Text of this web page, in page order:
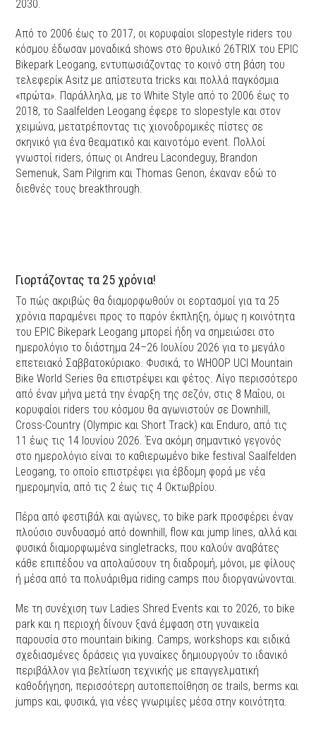
2030.
Από το 2006 έως το 2017, οι κορυφαίοι slopestyle riders του
κόσμου έδωσαν μοναδικά shows στο θρυλικό 26TRIX του EPIC
Bikepark Leogang, εντυπωσιάζοντας το κοινό στη βάση του
τελεφερίκ Asitz με απίστευτα tricks και πολλά παγκόσμια
«πρώτα». Παράλληλα, με το White Style από το 2006 έως το
2018, το Saalfelden Leogang έφερε το slopestyle και στον
χειμώνα, μετατρέποντας τις χιονοδρομικές πίστες σε
σκηνικό για ένα θεαματικό και καινοτόμο event. Πολλοί
γνωστοί riders, όπως οι Andreu Lacondeguy, Brandon
Semenuk, Sam Pilgrim και Thomas Genon, έκαναν εδώ το
διεθνές τους breakthrough.
Γιορτάζοντας τα 25 χρόνια!
Το πώς ακριβώς θα διαμορφωθούν οι εορτασμοί για τα 25
χρόνια παραμένει προς το παρόν έκπληξη, όμως η κοινότητα
του EPIC Bikepark Leogang μπορεί ήδη να σημειώσει στο
ημερολόγιο το διάστημα 24–26 Ιουλίου 2026 για το μεγάλο
επετειακό Σαββατοκύριακο. Φυσικά, το WHOOP UCI Mountain
Bike World Series θα επιστρέψει και φέτος. Λίγο περισσότερο
από έναν μήνα μετά την έναρξη της σεζόν, στις 8 Μαΐου, οι
κορυφαίοι riders του κόσμου θα αγωνιστούν σε Downhill,
Cross-Country (Olympic και Short Track) και Enduro, από τις
11 έως τις 14 Ιουνίου 2026. Ένα ακόμη σημαντικό γεγονός
στο ημερολόγιο είναι το καθιερωμένο bike festival Saalfelden
Leogang, το οποίο επιστρέφει για έβδομη φορά με νέα
ημερομηνία, από τις 2 έως τις 4 Οκτωβρίου.
Πέρα από φεστιβάλ και αγώνες, το bike park προσφέρει έναν
πλούσιο συνδυασμό από downhill, flow και jump lines, αλλά και
φυσικά διαμορφωμένα singletracks, που καλούν αναβάτες
κάθε επιπέδου να απολαύσουν τη διαδρομή, μόνοι, με φίλους
ή μέσα από τα πολυάριθμα riding camps που διοργανώνονται.
Με τη συνέχιση των Ladies Shred Events και το 2026, το bike
park και η περιοχή δίνουν ξανά έμφαση στη γυναικεία
παρουσία στο mountain biking. Camps, workshops και ειδικά
σχεδιασμένες δράσεις για γυναίκες δημιουργούν το ιδανικό
περιβάλλον για βελτίωση τεχνικής με επαγγελματική
καθοδήγηση, περισσότερη αυτοπεποίθηση σε trails, berms και
jumps και, φυσικά, για νέες γνωριμίες μέσα στην κοινότητα.